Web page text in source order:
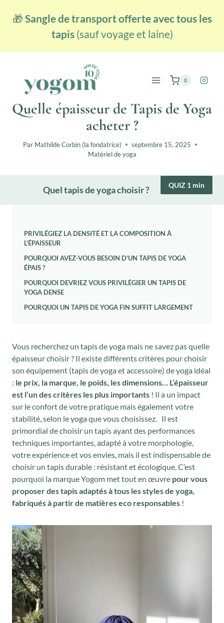
🎁 Sangle de transport offerte avec tous les
tapis (sauf voyage et laine)
0
Quelle épaisseur de Tapis de Yoga
acheter ?
Par Mathilde Corbin (la fondatrice)
septembre 15, 2025
Matériel de yoga
Quel tapis de yoga choisir ? QUIZ 1 min
PRIVILÉGIEZ LA DENSITÉ ET LA COMPOSITION À
L'ÉPAISSEUR
POURQUOI AVEZ-VOUS BESOIN D'UN TAPIS DE YOGA
ÉPAIS ?
POURQUOI DEVRIEZ VOUS PRIVILÉGIER UN TAPIS DE
YOGA DENSE
POURQUOI UN TAPIS DE YOGA FIN SUFFIT LARGEMENT
Vous recherchez un tapis de yoga mais ne savez pas quelle
épaisseur choisir ? Il existe différents critères pour choisir
son équipement (tapis de yoga et accessoire) de yoga idéal
: le prix, la marque, le poids, les dimensions…
L’épaisseur
est l’un des critères les plus importants ! Il a un impact
sur le confort de votre pratique mais également votre
stabilité, selon le yoga que vous choisissez. Il est
primordial de choisir un tapis ayant des performances
techniques importantes, adapté à votre morphologie,
votre expérience et vos envies, mais il est indispensable de
choisir un tapis durable : résistant et écologique. C’est
pourquoi la marque Yogom met tout en œuvre pour vous
proposer des tapis adaptés à tous les styles de yoga,
fabriqués à partir de matières eco responsables !